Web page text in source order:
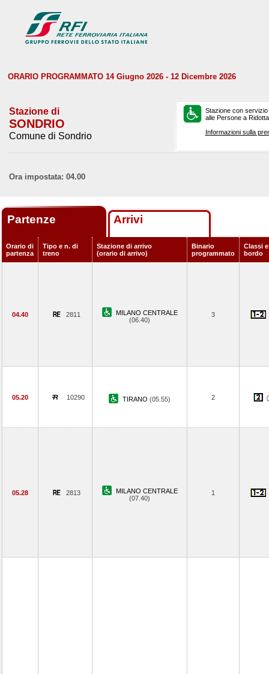
ORARIO PROGRAMMATO 14 Giugno 2026 - 12 Dicembre 2026
Stazione di
SONDRIO
Comune di Sondrio
Stazione con
alle Persone a
Informazioni sulla
Ora impostata: 04.00
Partenze Arrivi
Orario di
partenza
Tipo e n. di
treno
Stazione di arrivo
(orario di arrivo)
Binario
programmato
Classi
bordo
04.40 2811
MILANO CENTRALE
(06.40)
3
05.20 10290 TIRANO (05.55) 2
05.28 2813
MILANO CENTRALE
(07.40)
1